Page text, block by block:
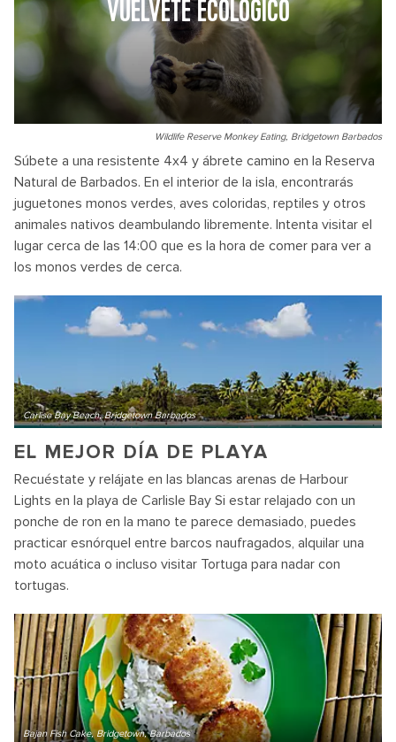
VUÉLVETE ECOLÓGICO
Wildlife Reserve Monkey Eating, Bridgetown Barbados
Súbete a una resistente 4x4 y ábrete camino en la Reserva
Natural de Barbados. En el interior de la isla, encontrarás
juguetones monos verdes, aves coloridas, reptiles y otros
animales nativos deambulando libremente. Intenta visitar el
lugar cerca de las 14:00 que es la hora de comer para ver a
los monos verdes de cerca.
Carlise Bay Beach, Bridgetown Barbados
EL MEJOR DÍA DE PLAYA
Recuéstate y relájate en las blancas arenas de Harbour
Lights en la playa de Carlisle Bay Si estar relajado con un
ponche de ron en la mano te parece demasiado, puedes
practicar esnórquel entre barcos naufragados, alquilar una
moto acuática o incluso visitar Tortuga para nadar con
tortugas.
Bajan Fish Cake, Bridgetown, Barbados